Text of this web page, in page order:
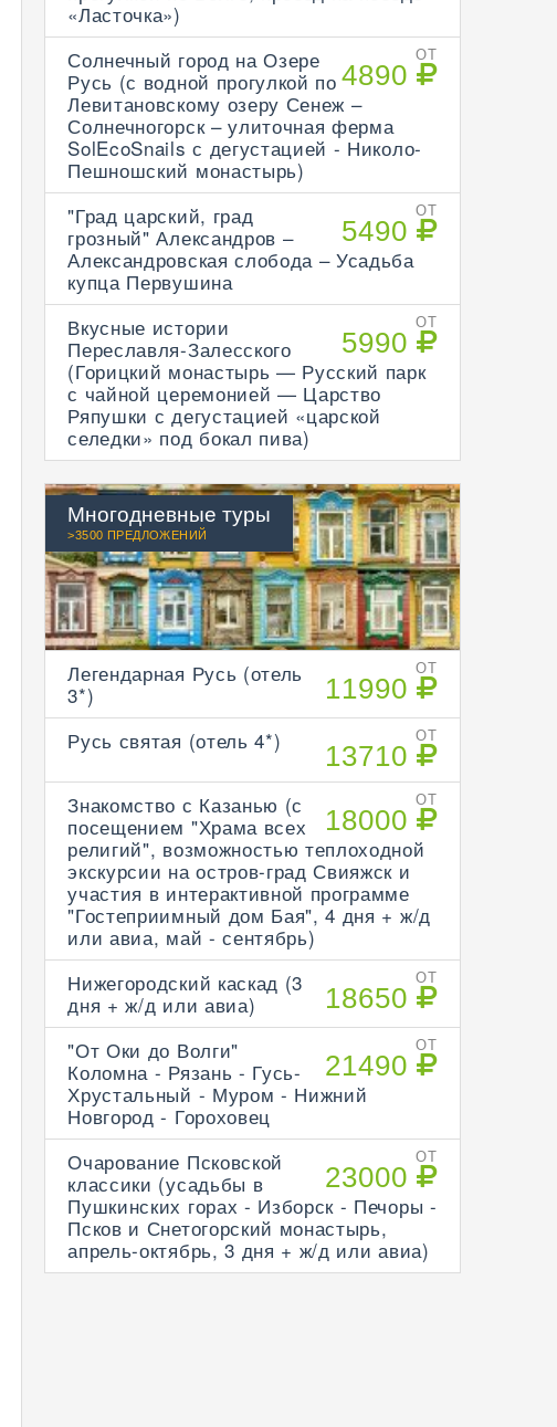
«Ласточка»)
ОТ
4890
Солнечный город на Озере
Русь (с водной прогулкой по
Левитановскому озеру Сенеж –
Солнечногорск – улиточная ферма
SolEcoSnails с дегустацией - Николо-
Пешношский монастырь)
ОТ
5490
"Град царский, град
грозный" Александров –
Александровская слобода – Усадьба
купца Первушина
ОТ
5990
Вкусные истории
Переславля-Залесского
(Горицкий монастырь — Русский парк
с чайной церемонией — Царство
Ряпушки с дегустацией «царской
селедки» под бокал пива)
Многодневные туры
>3500 ПРЕДЛОЖЕНИЙ
ОТ
11990
Легендарная Русь (отель
3*)
ОТ
13710
Русь святая (отель 4*)
ОТ
18000
Знакомство с Казанью (с
посещением "Храма всех
религий", возможностью теплоходной
экскурсии на остров-град Свияжск и
участия в интерактивной программе
"Гостеприимный дом Бая", 4 дня + ж/д
или авиа, май - сентябрь)
ОТ
18650
Нижегородский каскад (3
дня + ж/д или авиа)
ОТ
21490
"От Оки до Волги"
Коломна - Рязань - Гусь-
Хрустальный - Муром - Нижний
Новгород - Гороховец
ОТ
23000
Очарование Псковской
классики (усадьбы в
Пушкинских горах - Изборск - Печоры -
Псков и Снетогорский монастырь,
апрель-октябрь, 3 дня + ж/д или авиа)